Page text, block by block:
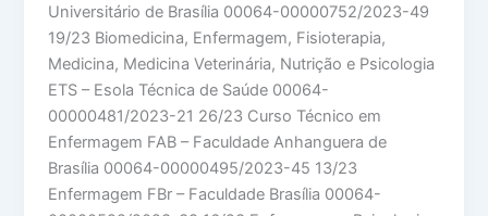
Universitário de Brasília 00064-00000752/2023-49
19/23 Biomedicina, Enfermagem, Fisioterapia,
Medicina, Medicina Veterinária, Nutrição e Psicologia
ETS – Esola Técnica de Saúde 00064-
00000481/2023-21 26/23 Curso Técnico em
Enfermagem FAB – Faculdade Anhanguera de
Brasília 00064-00000495/2023-45 13/23
Enfermagem FBr – Faculdade Brasília 00064-